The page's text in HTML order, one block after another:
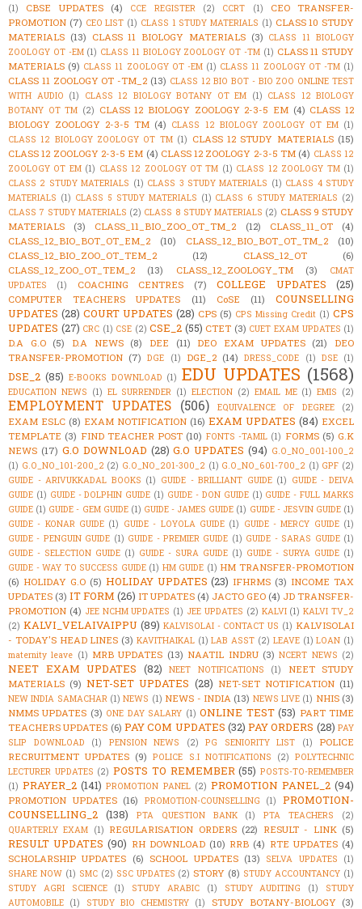
(1)
CBSE UPDATES (4) CCE REGISTER (2) CCRT (1)
CEO TRANSFER-
PROMOTION (7) CEO LIST (1) CLASS 1 STUDY MATERIALS (1) CLASS 10 STUDY
MATERIALS (13) CLASS 11 BIOLOGY MATERIALS (3) CLASS 11 BIOLOGY
ZOOLOGY OT -EM (1) CLASS 11 BIOLOGY ZOOLOGY OT -TM (1) CLASS 11 STUDY
MATERIALS (9) CLASS 11 ZOOLOGY OT -EM (1) CLASS 11 ZOOLOGY OT -TM (1)
CLASS 11 ZOOLOGY OT -TM_2 (13) CLASS 12 BIO BOT - BIO ZOO ONLINE TEST
WITH AUDIO (1) CLASS 12 BIOLOGY BOTANY OT EM (1) CLASS 12 BIOLOGY
BOTANY OT TM (2) CLASS 12 BIOLOGY ZOOLOGY 2-3-5 EM (4) CLASS 12
BIOLOGY ZOOLOGY 2-3-5 TM (4) CLASS 12 BIOLOGY ZOOLOGY OT EM (1)
CLASS 12 BIOLOGY ZOOLOGY OT TM (1) CLASS 12 STUDY MATERIALS (15)
CLASS 12 ZOOLOGY 2-3-5 EM (4) CLASS 12 ZOOLOGY 2-3-5 TM (4) CLASS 12
ZOOLOGY OT EM (1) CLASS 12 ZOOLOGY OT TM (1) CLASS 12 ZOOLOGY TM (1)
CLASS 2 STUDY MATERIALS (1) CLASS 3 STUDY MATERIALS (1) CLASS 4 STUDY
MATERIALS (1) CLASS 5 STUDY MATERIALS (1) CLASS 6 STUDY MATERIALS (2)
CLASS 7 STUDY MATERIALS (2) CLASS 8 STUDY MATERIALS (2) CLASS 9 STUDY
MATERIALS
(3) CLASS_11_BIO_ZOO_OT_TM_2 (12) CLASS_11_OT
(4)
CLASS_12_BIO_BOT_OT_EM_2
(10) CLASS_12_BIO_BOT_OT_TM_2
(10)
CLASS_12_BIO_ZOO_OT_TEM_2
(12) CLASS_12_OT
(6)
CLASS_12_ZOO_OT_TEM_2
(13) CLASS_12_ZOOLOGY_TM (3)
CMAT
UPDATES
(1) COACHING CENTRES (7) COLLEGE UPDATES (25)
COMPUTER TEACHERS UPDATES (11) CoSE (11)
COUNSELLING
UPDATES (28) COURT UPDATES (28) CPS (5) CPS Missing Credit (1) CPS
UPDATES (27) CRC (1) CSE (2) CSE_2 (55) CTET (3) CUET EXAM UPDATES (1)
D.A G.O (5) D.A NEWS (8) DEE (11) DEO EXAM UPDATES (21)
DEO
TRANSFER-PROMOTION (7) DGE (1) DGE_2 (14) DRESS_CODE (1) DSE (1)
DSE_2 (85) E-BOOKS DOWNLOAD (1) EDU UPDATES (1568)
EDUCATION NEWS (1) EL SURRENDER (1) ELECTION (2) EMAIL ME (1) EMIS (2)
EMPLOYMENT UPDATES (506) EQUIVALENCE OF DEGREE (2)
EXAM ESLC (8) EXAM NOTIFICATION (16) EXAM UPDATES (84) EXCEL
TEMPLATE (3) FIND TEACHER POST (10) FONTS -TAMIL (1) FORMS (5) G.K
NEWS (17) G.O DOWNLOAD (28) G.O UPDATES (94) G.O_NO_001-100_2
(1) G.O_NO_101-200_2 (2) G.O_NO_201-300_2 (1) G.O_NO_601-700_2 (1) GPF (2)
GUIDE - ARIVUKKADAL BOOKS (1) GUIDE - BRILLIANT GUIDE (1) GUIDE - DEIVA
GUIDE (1) GUIDE - DOLPHIN GUIDE (1) GUIDE - DON GUIDE (1) GUIDE - FULL MARKS
GUIDE (1) GUIDE - GEM GUIDE (1) GUIDE - JAMES GUIDE (1) GUIDE - JESVIN GUIDE (1)
GUIDE - KONAR GUIDE (1) GUIDE - LOYOLA GUIDE (1) GUIDE - MERCY GUIDE (1)
GUIDE - PENGUIN GUIDE (1) GUIDE - PREMIER GUIDE (1) GUIDE - SARAS GUIDE (1)
GUIDE - SELECTION GUIDE (1) GUIDE - SURA GUIDE (1) GUIDE - SURYA GUIDE (1)
GUIDE - WAY TO SUCCESS GUIDE (1) HM GUIDE (1) HM TRANSFER-PROMOTION
(6) HOLIDAY G.O (5) HOLIDAY UPDATES (23) IFHRMS (3) INCOME TAX
UPDATES (3) IT FORM (26) IT UPDATES (4) JACTO GEO (4) JD TRANSFER-
PROMOTION (4) JEE NCHM UPDATES (1) JEE UPDATES (2) KALVI (1) KALVI TV_2
(2) KALVI_VELAIVAIPPU (89) KALVISOLAI - CONTACT US (1) KALVISOLAI
- TODAY'S HEAD LINES (3) KAVITHAIKAL (1) LAB ASST (2) LEAVE (1) LOAN (1)
maternity leave (1) MRB UPDATES (13) NAATIL INDRU (3) NCERT NEWS (2)
NEET EXAM UPDATES (82) NEET NOTIFICATIONS (1)
NEET STUDY
MATERIALS (9) NET-SET UPDATES (28) NET-SET NOTIFICATION (11)
NEW INDIA SAMACHAR (1) NEWS (1) NEWS - INDIA (13) NEWS LIVE (1) NHIS (3)
NMMS UPDATES (3) ONE DAY SALARY (1) ONLINE TEST (53) PART TIME
TEACHERS UPDATES (6) PAY COM UPDATES (32) PAY ORDERS (28) PAY
SLIP DOWNLOAD
(1) PENSION NEWS (2) PG SENIORITY LIST (1)
POLICE
RECRUITMENT UPDATES (9) POLICE S.I NOTIFICATIONS (2) POLYTECHNIC
LECTURER UPDATES (2) POSTS TO REMEMBER (55) POSTS-TO-REMEMBER
(1) PRAYER_2 (141) PROMOTION PANEL (2) PROMOTION PANEL_2 (94)
PROMOTION UPDATES (16) PROMOTION-COUNSELLING (1)
PROMOTION-
COUNSELLING_2 (138) PTA QUESTION BANK (1) PTA TEACHERS
(2)
QUARTERLY EXAM (1) REGULARISATION ORDERS (22) RESULT - LINK (5)
RESULT UPDATES (90) RH DOWNLOAD (10) RRB (4) RTE UPDATES (4)
SCHOLARSHIP UPDATES (6) SCHOOL UPDATES (13) SELVA UPDATES
(1)
SHARE NOW (1) SMC (2) SSC UPDATES (2) STORY (8) STUDY ACCOUNTANCY (1)
STUDY AGRI SCIENCE
(1) STUDY ARABIC (1) STUDY AUDITING (1)
STUDY
AUTOMOBILE (1) STUDY BIO CHEMISTRY (1) STUDY BOTANY-BIOLOGY (3)